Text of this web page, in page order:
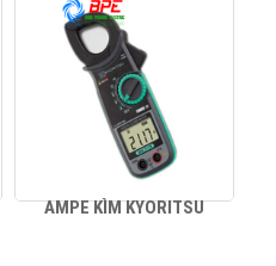
AMPE KÌM KYORITSU